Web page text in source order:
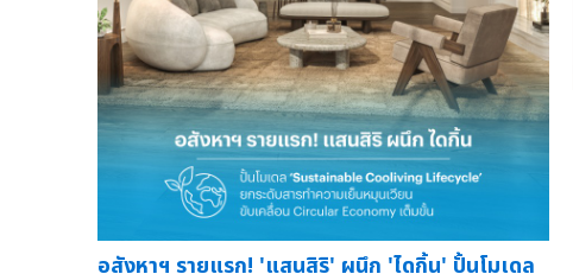
อสังหาฯ รายแรก! 'แสนสิริ' ผนึก 'ไดกิ้น' ปั้นโมเดล